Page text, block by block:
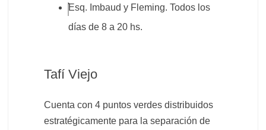
Esq. Imbaud y Fleming. Todos los
días de 8 a 20 hs.
Tafí Viejo
Cuenta con 4 puntos verdes distribuidos
estratégicamente para la separación de